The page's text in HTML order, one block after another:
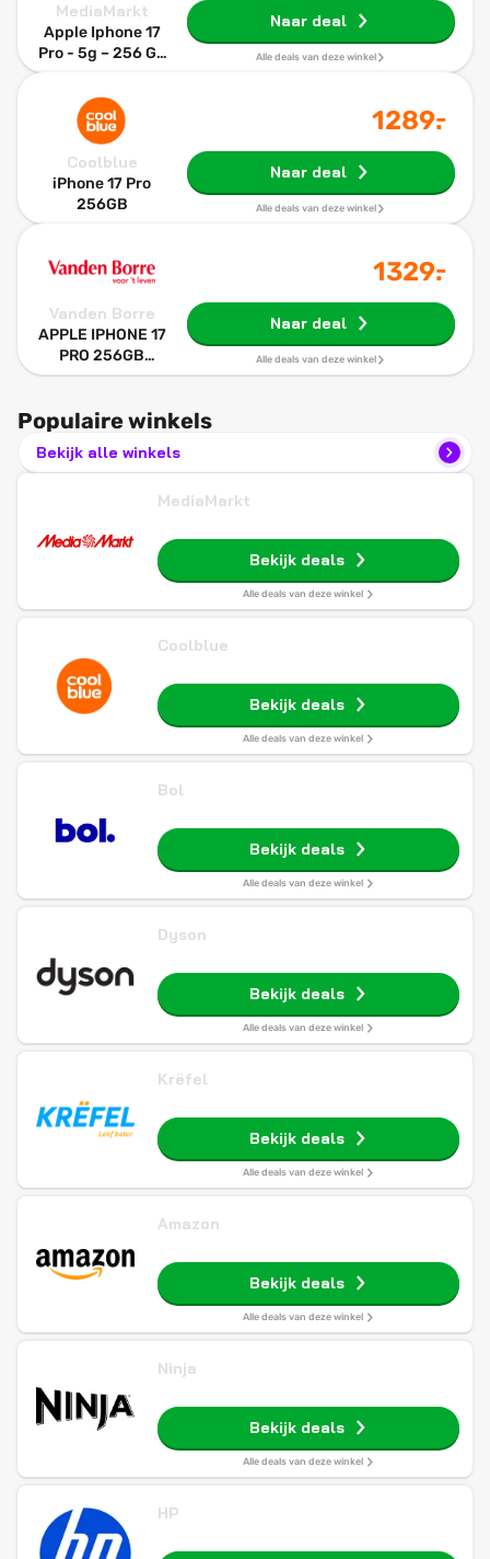
MediaMarkt
Apple Iphone 17
Pro - 5g – 256 Gb
Naar deal
Alle deals van deze winkel
Coolblue
iPhone 17 Pro
256GB
1289.
-
Naar deal
Alle deals van deze winkel
Vanden Borre
APPLE IPHONE 17
PRO 256GB
COSMIC ORANGE
1329.
-
Naar deal
Alle deals van deze winkel
Populaire winkels
Bekijk alle winkels
MediaMarkt
Bekijk deals
Alle deals van deze winkel
Coolblue
Bekijk deals
Alle deals van deze winkel
Bol
Bekijk deals
Alle deals van deze winkel
Dyson
Bekijk deals
Alle deals van deze winkel
Krëfel
Bekijk deals
Alle deals van deze winkel
Amazon
Bekijk deals
Alle deals van deze winkel
Ninja
Bekijk deals
Alle deals van deze winkel
HP